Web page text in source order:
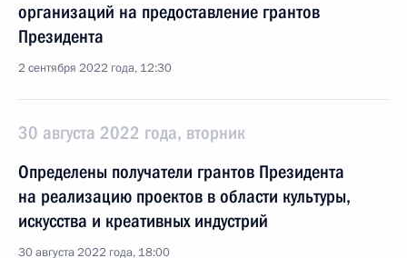
организаций на предоставление грантов
Президента
2 сентября 2022 года, 12:30
30 августа 2022 года, вторник
Определены получатели грантов Президента
на реализацию проектов в области культуры,
искусства и креативных индустрий
30 августа 2022 года, 18:00